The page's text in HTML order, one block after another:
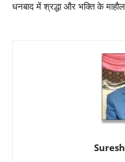
धनबाद में श्रद्धा और भक्ति के माहौल